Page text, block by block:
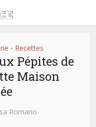
• Recettes
Pépites de
Maison
Romano